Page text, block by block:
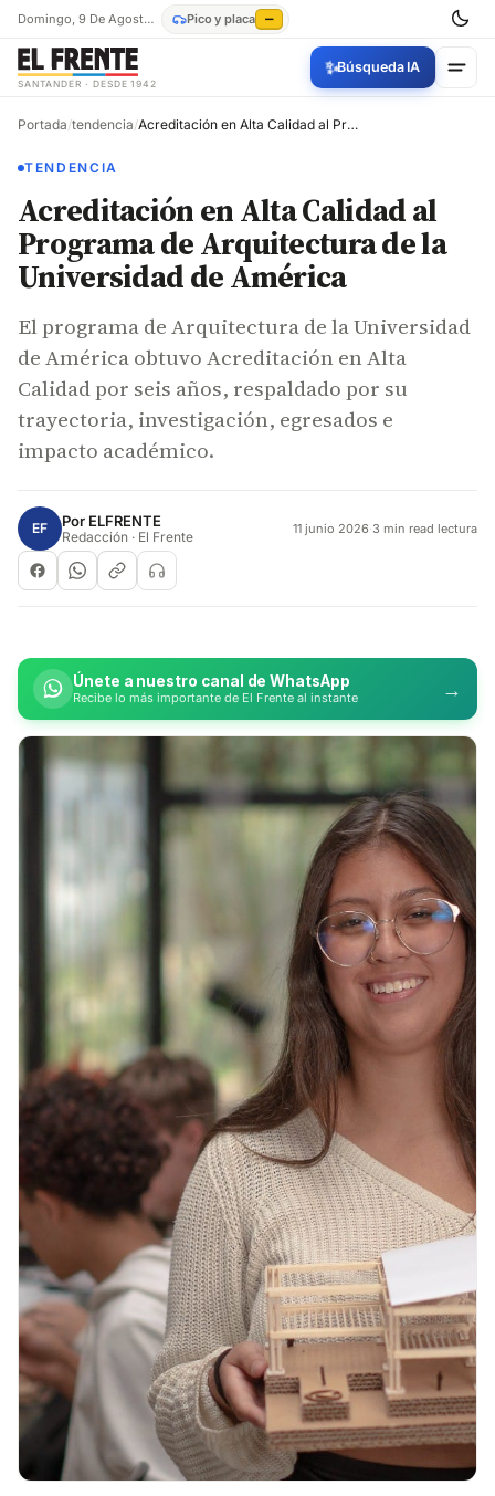
Domingo, 9 De Agosto De 2026 Pico y placa —
SANTANDER · DESDE 1942
✨Búsqueda IA
Portada/tendencia/ Acreditación en Alta Calidad al Programa de Arquitectura de la Universidad de América
TENDENCIA
Acreditación en Alta Calidad al
Programa de Arquitectura de la
Universidad de América
El programa de Arquitectura de la Universidad
de América obtuvo Acreditación en Alta
Calidad por seis años, respaldado por su
trayectoria, investigación, egresados e
impacto académico.
EF Por ELFRENTE
Redacción · El Frente 11 junio 2026·3 min read lectura
Únete a nuestro canal de WhatsApp
Recibe lo más importante de El Frente al instante →